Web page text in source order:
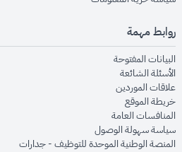
روابط مهمة
البيانات المفتوحةopens in new window
الأسئلة الشائعةopens in new window
علاقات الموردينopens in new window
خريطة الموقعopens in new window
المنافسات العامةopens in new window
سياسة سهولة الوصولopens in new window
المنصة الوطنية الموحدة للتوظيف - جدارات